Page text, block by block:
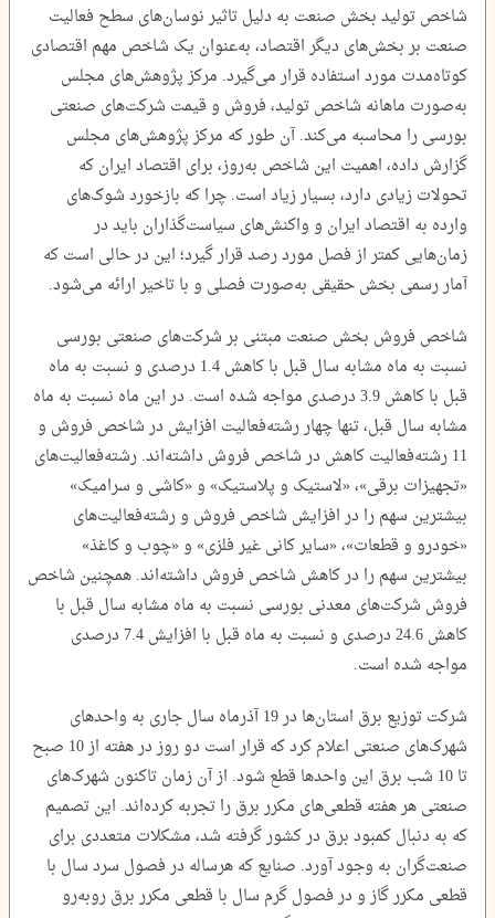
شاخص تولید بخش صنعت به دلیل تاثیر نوسان‌های سطح فعالیت
صنعت بر بخش‌های دیگر اقتصاد، به‌عنوان یک شاخص مهم اقتصادی
کوتاه‌مدت مورد استفاده قرار می‌گیرد. مرکز پژوهش‌های مجلس
به‌صورت ماهانه شاخص تولید، فروش و قیمت شرکت‌های صنعتی
بورسی را محاسبه می‌کند. آن طور که مرکز پژوهش‌های مجلس
گزارش داده، اهمیت این شاخص به‌روز، برای اقتصاد ایران که
تحولات زیادی دارد، بسیار زیاد است. چرا که بازخورد شوک‌های
وارده به اقتصاد ایران و واکنش‌های سیاست‌گذاران باید در
زمان‌هایی کمتر از فصل مورد رصد قرار گیرد؛ این در حالی است که
آمار رسمی بخش حقیقی به‌صورت فصلی و با تاخیر ارائه می‌شود.
شاخص فروش بخش صنعت مبتنی بر شرکت‌های صنعتی بورسی
نسبت به ماه مشابه سال قبل با کاهش 1.4 درصدی و نسبت به ماه
قبل با کاهش 3.9 درصدی مواجه شده است. در این ماه نسبت به ماه
مشابه سال قبل، تنها چهار رشته‌فعالیت افزایش در شاخص فروش و
11 رشته‌فعالیت کاهش در شاخص فروش داشته‌اند. رشته‌فعالیت‌های
«تجهیزات برقی»، «لاستیک و پلاستیک» و «کاشی و سرامیک»
بیشترین سهم را در افزایش شاخص فروش و رشته‌فعالیت‌های
«خودرو و قطعات»، «سایر کانی غیر فلزی» و «چوب و کاغذ»
بیشترین سهم را در کاهش شاخص فروش داشته‌اند. همچنین شاخص
فروش شرکت‌های معدنی بورسی نسبت به ماه مشابه سال قبل با
کاهش 24.6 درصدی و نسبت به ماه قبل با افزایش 7.4 درصدی
مواجه شده است.
شرکت توزیع برق استان‌ها در 19 آذرماه سال جاری به واحدهای
شهرک‌های صنعتی اعلام کرد که قرار است دو روز در هفته از 10 صبح
تا 10 شب برق این واحدها قطع شود. از آن زمان تاکنون شهرک‌های
صنعتی هر هفته قطعی‌های مکرر برق را تجربه کرده‌اند. این تصمیم
که به دنبال کمبود برق در کشور گرفته شد، مشکلات متعددی برای
صنعت‌گران به وجود آورد. صنایع که هرساله در فصول سرد سال با
قطعی مکرر گاز و در فصول گرم سال با قطعی مکرر برق روبه‌رو